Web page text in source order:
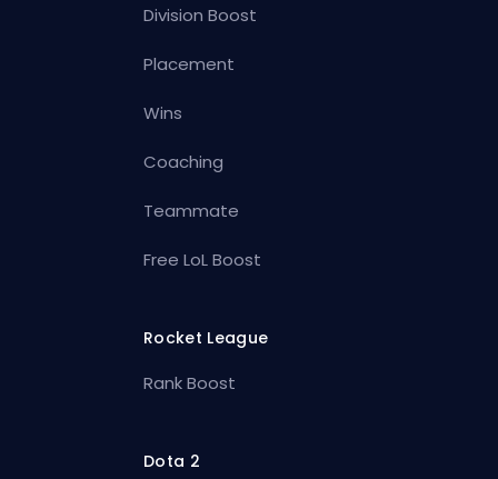
Division Boost
Placement
Wins
Coaching
Teammate
Free LoL Boost
Rocket League
Rank Boost
Dota 2